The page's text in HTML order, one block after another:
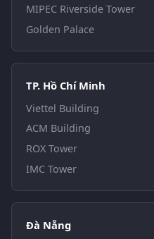
MIPEC Riverside Tower
Golden Palace
TP. Hồ Chí Minh
Viettel Building
ACM Building
ROX Tower
IMC Tower
Đà Nẵng